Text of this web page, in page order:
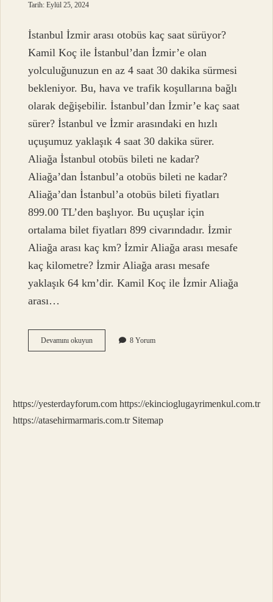
Tarih: Eylül 25, 2024
İstanbul İzmir arası otobüs kaç saat sürüyor?
Kamil Koç ile İstanbul’dan İzmir’e olan
yolculuğunuzun en az 4 saat 30 dakika sürmesi
bekleniyor. Bu, hava ve trafik koşullarına bağlı
olarak değişebilir. İstanbul’dan İzmir’e kaç saat
sürer? İstanbul ve İzmir arasındaki en hızlı
uçuşumuz yaklaşık 4 saat 30 dakika sürer.
Aliağa İstanbul otobüs bileti ne kadar?
Aliağa’dan İstanbul’a otobüs bileti ne kadar?
Aliağa’dan İstanbul’a otobüs bileti fiyatları
899.00 TL’den başlıyor. Bu uçuşlar için
ortalama bilet fiyatları 899 civarındadır. İzmir
Aliağa arası kaç km? İzmir Aliağa arası mesafe
kaç kilometre? İzmir Aliağa arası mesafe
yaklaşık 64 km’dir. Kamil Koç ile İzmir Aliağa
arası…
Devamını okuyunIstanbul
Izmir
8 Yorum
https://yesterdayforum.com https://ekincioglugayrimenkul.com.tr
https://atasehirmarmaris.com.tr Sitemap